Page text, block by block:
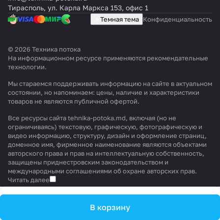
В корзину
Тирасполь, ул. Карла Маркса 153, офис 1
Темная тема Конфиденциальность
© 2026 Техника потока
На информационном ресурсе применяются рекомендательные
технологии.
Мы стараемся поддерживать информацию на сайте в актуальном
состоянии, но напоминаем: цены, наличие и характеристики
товаров не являются публичной офертой.
Все ресурсы сайта tehnika-potoka.md, включая (но не
ограничиваясь) текстовую, графическую, фотографическую и
видео информацию, структуру, дизайн и оформление страниц,
доменное имя, фирменное наименование являются объектами
авторского права и прав на интеллектуальную собственность,
защищены приднестровским законодательством и
международными соглашениями об охране авторских прав.
Читать далее